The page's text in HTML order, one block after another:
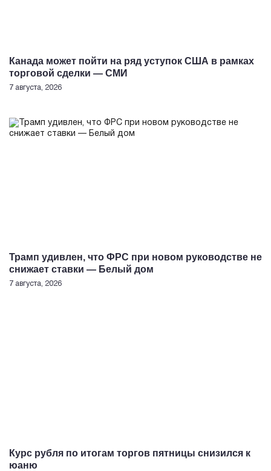
Канада может пойти на ряд уступок США в рамках
торговой сделки — СМИ
7 августа, 2026
Трамп удивлен, что ФРС при новом руководстве не
снижает ставки — Белый дом
7 августа, 2026
Курс рубля по итогам торгов пятницы снизился к
юаню